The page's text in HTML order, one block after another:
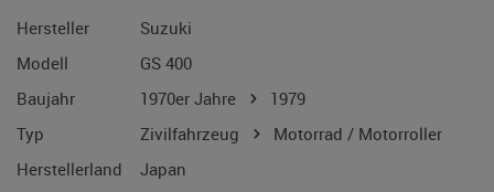
Hersteller
Suzuki
Modell
GS 400
Baujahr
1970er Jahre
1979
Typ
Zivilfahrzeug
Motorrad / Motorroller
Herstellerland
Japan